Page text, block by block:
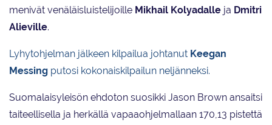
menivät venäläisluistelijoille Mikhail Kolyadalle ja Dmitri
Alieville.
Lyhytohjelman jälkeen kilpailua johtanut Keegan
Messing putosi kokonaiskilpailun neljänneksi.
Suomalaisyleisön ehdoton suosikki Jason Brown ansaitsi
taiteellisella ja herkällä vapaaohjelmallaan 170,13 pistettä